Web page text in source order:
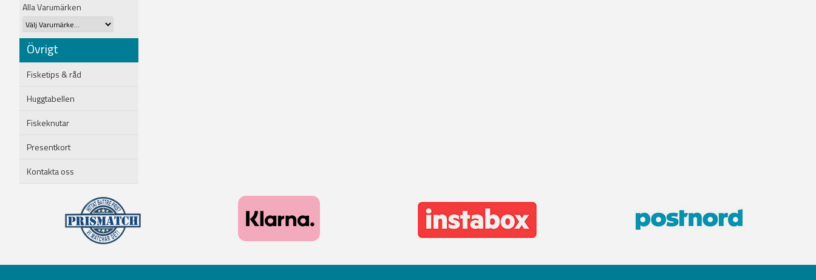
Alla Varumärken
Övrigt
Fisketips & råd
Huggtabellen
Fiskeknutar
Presentkort
Kontakta oss